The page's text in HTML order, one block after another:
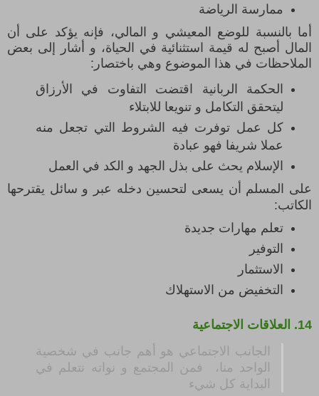
ممارسة الرياضة
أما بالنسبة للوضع المعيشي و المالي، فإنه يؤكد على أن
المال أصبح له قيمة استثنائية في الحياة، و أشار إلى بعض
الملاحظات في هذا الموضوع وهي باختصار:
الحكمة الربانية اقتضت التفاوت في الأرزاق
ليتحقق التكامل و تنويعا للابتلاء
كل عمل توفرت فيه الشروط التي تجعل منه
عملا شريفا فهو عبادة
الإسلام يحث على بذل الجهد و الكد في العمل
على المسلم أن يسعى لتحسين دخله عبر و سائل يقترحها
الكاتب:
تعلم مهارات جديدة
التوفير
الاستثمار
التخفيض من الاستهلاك
14.
العلاقات الاجتماعية
الجانب الاجتماعي هو أهم جانب في شخصية
الواحد منا، فمن المجتمع و نواته نتعلم في
البداية كل شيء